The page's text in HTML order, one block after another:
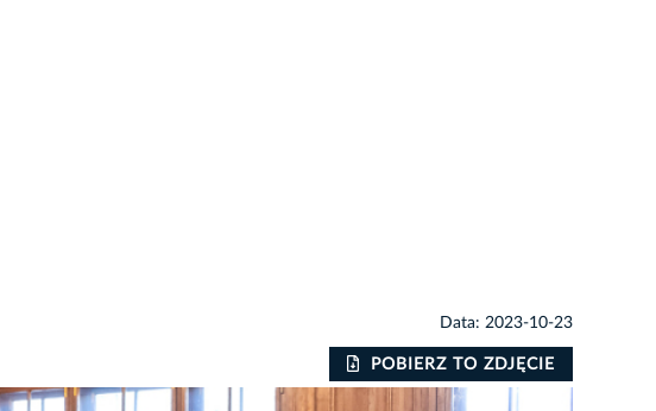
Data: 2023-10-23
POBIERZ TO ZDJĘCIE